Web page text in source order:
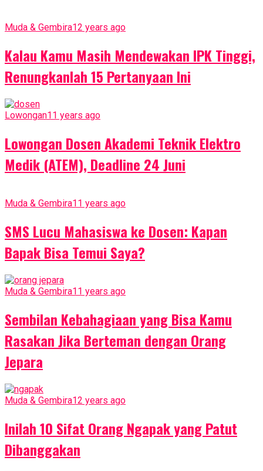
Muda & Gembira12 years ago
Kalau Kamu Masih Mendewakan IPK Tinggi,
Renungkanlah 15 Pertanyaan Ini
Lowongan11 years ago
Lowongan Dosen Akademi Teknik Elektro
Medik (ATEM), Deadline 24 Juni
Muda & Gembira11 years ago
SMS Lucu Mahasiswa ke Dosen: Kapan
Bapak Bisa Temui Saya?
Muda & Gembira11 years ago
Sembilan Kebahagiaan yang Bisa Kamu
Rasakan Jika Berteman dengan Orang
Jepara
Muda & Gembira12 years ago
Inilah 10 Sifat Orang Ngapak yang Patut
Dibanggakan